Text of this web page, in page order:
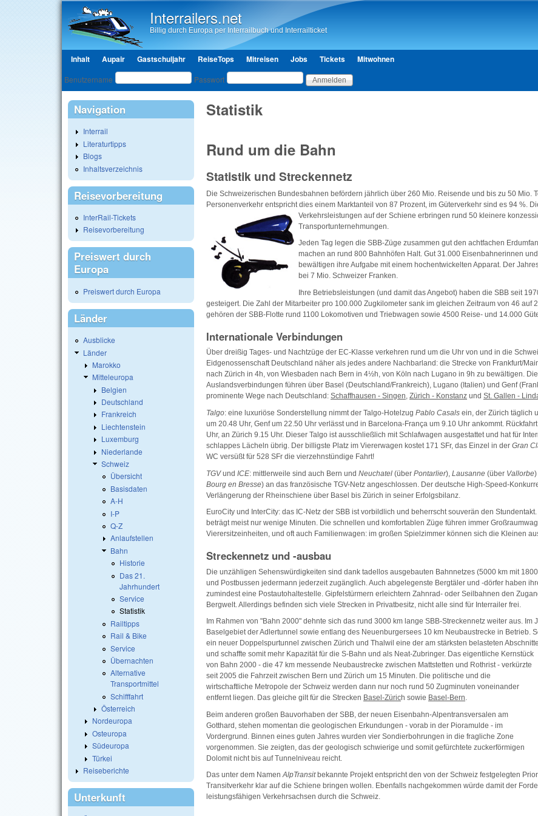
Interrailers.net
Billig durch Europa per Interrailbuch und Interrailticket
Hauptmenü
Inhalt Aupair Gastschuljahr ReiseTops Mitreisen Jobs Tickets Mitwohnen
Benutzeranmeldung
Benutzername Passwort
Statistik
Rund um die Bahn
Statistik und Streckennetz
Die Schweizerischen Bundesbahnen befördern jährlich über 260 Mio. Reisende und bis zu 50 Mio.
Personenverkehr entspricht dies einem Marktanteil von 87 Prozent, im Güterverkehr sind es 94 %.
Verkehrsleistungen auf der Schiene erbringen rund 50 kleinere
Transportunternehmungen.
Jeden Tag legen die SBB-Züge zusammen gut den achtfachen
machen an rund 800 Bahnhöfen Halt. Gut 31.000 Eisenbahnerinnen
bewältigen ihre Aufgabe mit einem hochentwickelten Apparat. Der
bei 7 Mio. Schweizer Franken.
Ihre Betriebsleistungen (und damit das Angebot) haben die SBB seit
gesteigert. Die Zahl der Mitarbeiter pro 100.000 Zugkilometer sank im gleichen Zeitraum von 46 auf
gehören der SBB-Flotte rund 1100 Lokomotiven und Triebwagen sowie 4500 Reise- und 14.000
Internationale Verbindungen
Über dreißig Tages- und Nachtzüge der EC-Klasse verkehren rund um die Uhr von und in die
Eidgenossenschaft Deutschland näher als jedes andere Nachbarland: die Strecke von Frankfurt/
nach Zürich in 4h, von Wiesbaden nach Bern in 4½h, von Köln nach Lugano in 9h zu bewältigen.
Auslandsverbindungen führen über Basel (Deutschland/Frankreich), Lugano (Italien) und Genf
prominente Wege nach Deutschland: Schaffhausen - Singen, Zürich - Konstanz und St. Gallen -
Talgo: eine luxuriöse Sonderstellung nimmt der Talgo-Hotelzug Pablo Casals ein, der Zürich täglich
um 20.48 Uhr, Genf um 22.50 Uhr verlässt und in Barcelona-França um 9.10 Uhr ankommt.
Uhr, an Zürich 9.15 Uhr. Dieser Talgo ist ausschließlich mit Schlafwagen ausgestattet und hat für
schlappes Lächeln übrig. Der billigste Platz im Viererwagen kostet 171 SFr, das Einzel in der Gran
WC versüßt für 528 SFr die vierzehnstündige Fahrt!
TGVund ICE: mittlerweile sind auch Bern und Neuchatel (über Pontarlier), Lausanne (über Vallorbe)
Bourg en Bresse) an das französische TGV-Netz angeschlossen. Der deutsche High-Speed-
Verlängerung der Rheinschiene über Basel bis Zürich in seiner Erfolgsbilanz.
EuroCity und InterCity: das IC-Netz der SBB ist vorbildlich und beherrscht souverän den
beträgt meist nur wenige Minuten. Die schnellen und komfortablen Züge führen immer
Vierersitzeinheiten, und oft auch Familienwagen: im großen Spielzimmer können sich die Kleinen
Streckennetz und -ausbau
Die unzähligen Sehenswürdigkeiten sind dank tadellos ausgebauten Bahnnetzes (5000 km mit
und Postbussen jedermann jederzeit zugänglich. Auch abgelegenste Bergtäler und -dörfer haben
zumindest eine Postautohaltestelle. Gipfelstürmern erleichtern Zahnrad- oder Seilbahnen den
Bergwelt. Allerdings befinden sich viele Strecken in Privatbesitz, nicht alle sind für Interrailer frei.
Im Rahmen von "Bahn 2000" dehnte sich das rund 3000 km lange SBB-Streckennetz weiter aus. Im
Baselgebiet der Adlertunnel sowie entlang des Neuenburgersees 10 km Neubaustrecke in Betrieb.
ein neuer Doppelspurtunnel zwischen Zürich und Thalwil eine der am stärksten belasteten Abschnitte
und schaffte somit mehr Kapazität für die S-Bahn und als Neat-Zubringer. Das eigentliche Kernstück
von Bahn 2000 - die 47 km messende Neubaustrecke zwischen Mattstetten und Rothrist - verkürzte
seit 2005 die Fahrzeit zwischen Bern und Zürich um 15 Minuten. Die politische und die
wirtschaftliche Metropole der Schweiz werden dann nur noch rund 50 Zugminuten voneinander
entfernt liegen. Das gleiche gilt für die Strecken Basel-Zürich sowie Basel-Bern.
Beim anderen großen Bauvorhaben der SBB, der neuen Eisenbahn-Alpentransversalen am
Gotthard, stehen momentan die geologischen Erkundungen - vorab in der Pioramulde - im
Vordergrund. Binnen eines guten Jahres wurden vier Sondierbohrungen in die fragliche Zone
vorgenommen. Sie zeigten, das der geologisch schwierige und somit gefürchtete zuckerförmigen
Dolomit nicht bis auf Tunnelniveau reicht.
Das unter dem NamenAlpTransitbekannte Projekt entspricht den von der Schweiz festgelegten
Transitverkehr klar auf die Schiene bringen wollen. Ebenfalls nachgekommen würde damit der
leistungsfähigen Verkehrsachsen durch die Schweiz.
Navigation
Interrail
Literaturtipps
Blogs
Inhaltsverzeichnis
Reisevorbereitung
InterRail-Tickets
Reisevorbereitung
Preiswert durch
Europa
Preiswert durch Europa
Länder
Ausblicke
Länder
Marokko
Mitteleuropa
Belgien
Deutschland
Frankreich
Liechtenstein
Luxemburg
Niederlande
Schweiz
Übersicht
Basisdaten
A-H
I-P
Q-Z
Anlaufstellen
Bahn
Historie
Das 21.
Jahrhundert
Service
Statistik
Railtipps
Rail & Bike
Service
Übernachten
Alternative
Transportmittel
Schifffahrt
Österreich
Nordeuropa
Osteuropa
Südeuropa
Türkei
Reiseberichte
Unterkunft